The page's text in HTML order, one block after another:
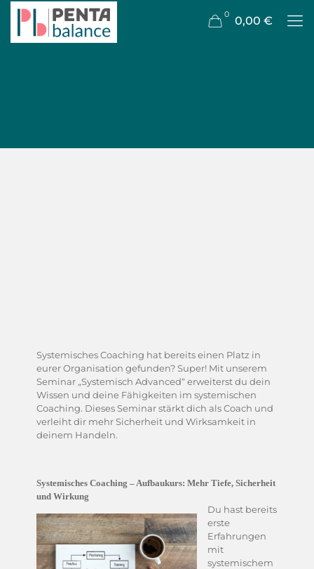
0 0,00 €
Systemisches Coaching hat bereits einen Platz in
eurer Organisation gefunden? Super! Mit unserem
Seminar „Systemisch Advanced“ erweiterst du dein
Wissen und deine Fähigkeiten im systemischen
Coaching. Dieses Seminar stärkt dich als Coach und
verleiht dir mehr Sicherheit und Wirksamkeit in
deinem Handeln.
Systemisches Coaching – Aufbaukurs: Mehr Tiefe, Sicherheit
und Wirkung
Du hast bereits
erste
Erfahrungen
mit
systemischem